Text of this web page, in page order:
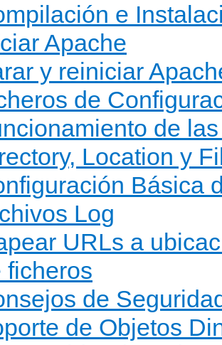
e
Apache
y reiniciar
de
de
Location y
Básica
Log
URLs a
ficheros
de
de Objetos